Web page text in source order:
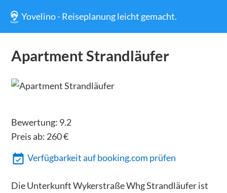
Yovelino - Reiseplanung leicht gemacht.
Apartment Strandläufer
Bewertung: 9.2
Preis ab: 260€
Verfügbarkeit auf booking.com prüfen
Die Unterkunft Wykerstraße Whg Strandläufer ist